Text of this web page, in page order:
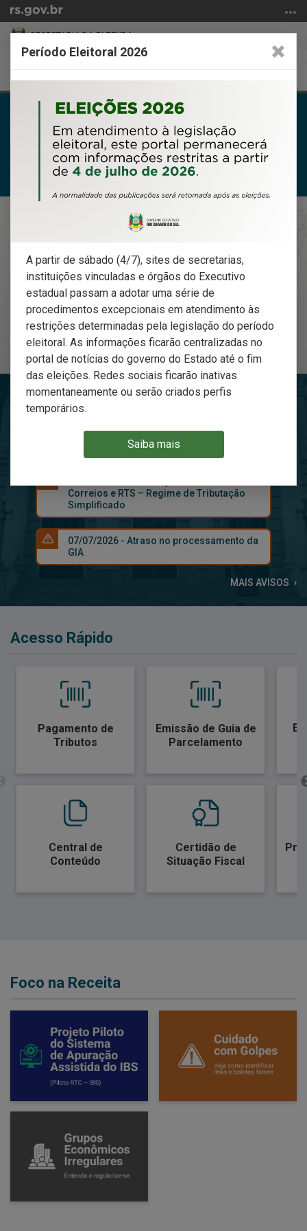
para
conteúdo
para
SECRETARIA DA FAZENDA
Suporte
Dúvidas
Portal e-CAC
Portal Pessoa Física
Outros logins
Período Eleitoral 2026
A partir de sábado (4/7), sites de secretarias,
instituições vinculadas e órgãos do Executivo
estadual passam a adotar uma série de
procedimentos excepcionais em atendimento às
restrições determinadas pela legislação do período
eleitoral. As informações ficarão centralizadas no
portal de notícias do governo do Estado até o fim
das eleições. Redes sociais ficarão inativas
momentaneamente ou serão criados perfis
temporários.
Saiba mais
Carta de Serviços
Cidadãos Empresas
Agentes
Públicos
24/07/2026 - Manutenção em serviços do
e-CAC neste sábado (25/07)
Correios e RTS – Regime de Tributação
Simplificado
07/07/2026 - Atraso no processamento da
GIA
MAIS AVISOS
Acesso Rápido
Pagamento de
Tributos
Central de
Conteúdo
Emissão de Guia de
Parcelamento
Certidão de
Situação Fiscal
Foco na Receita